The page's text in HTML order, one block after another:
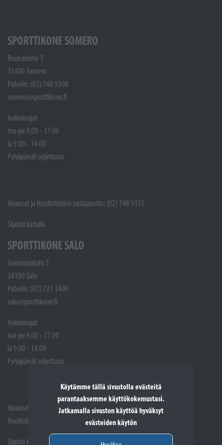
Käytämme tällä sivustolla evästeitä
parantaaksemme käyttökokemustasi.
Jatkamalla sivuston käyttöä hyväksyt
evästeiden käytön
SPORTTIKONE SOMERO
Ruunalantie 5
31400 Somero
Puhelin: (02) 748 9300
somero@sporttikone.fi
Aukioloajat
ma-pe 9.00 - 17.00
la 9.00 - 14.00
Pyhäpäivät suljettuna
Varaosat ja Huoltotöiden vastaanotto: (02) 748 9315
Sijainti kartalla
SPORTTIKONE SALO
Joensuunkatu 5
24100 Salo
Puhelin: (02) 721 1400
salo@sporttikone.fi
Aukioloajat
ma-pe 9.00 - 17.00
la 9.00 - 14.00
Pyhäpäivät suljettuna
Varaosat: (02) 721 1407
Huoltotöiden vastaanotto: 02 7211405
Sijainti kartalla